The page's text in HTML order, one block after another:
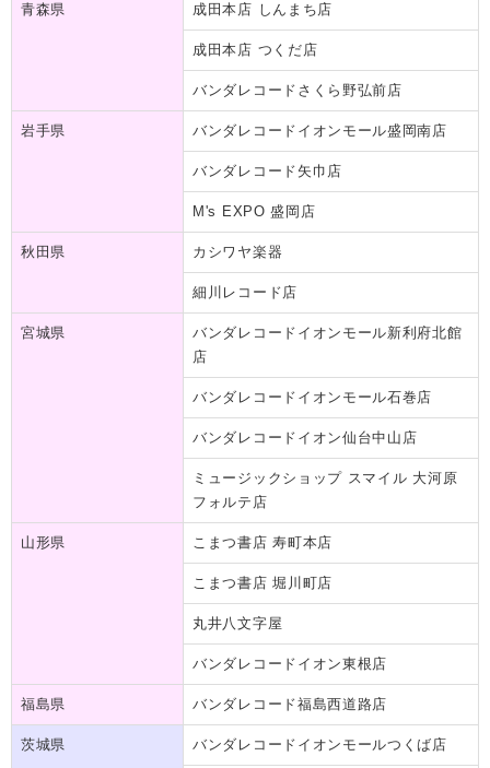
青森県 成田本店 しんまち店
成田本店 つくだ店
バンダレコードさくら野弘前店
岩手県 バンダレコードイオンモール盛岡南店
バンダレコード矢巾店
M's EXPO 盛岡店
秋田県 カシワヤ楽器
細川レコード店
宮城県
バンダレコードイオンモール新利府北館
店
バンダレコードイオンモール石巻店
バンダレコードイオン仙台中山店
ミュージックショップ スマイル 大河原
フォルテ店
山形県 こまつ書店 寿町本店
こまつ書店 堀川町店
丸井八文字屋
バンダレコードイオン東根店
福島県 バンダレコード福島西道路店
茨城県 バンダレコードイオンモールつくば店